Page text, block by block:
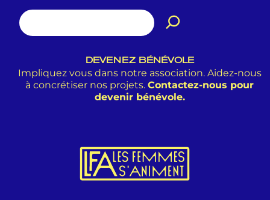
DEVENEZ BÉNÉVOLE
Impliquez vous dans notre association. Aidez-nous
à concrétiser nos projets. Contactez-nous pour
devenir bénévole.